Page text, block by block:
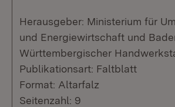
Herausgeber: Ministerium für
und Energiewirtschaft und
Württembergischer
Publikationsart: Faltblatt
Format: Altarfalz
Seitenzahl: 9